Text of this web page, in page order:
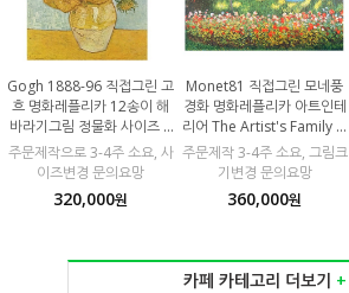
Gogh 1888-96 직접그린 고
흐 명화레플리카 12송이 해
바라기그림 정물화 사이즈 6
4x80cm 100% 수작업 캔버
스유화 모사화
주문제작으로 3-4주 소요, 사
이즈변경 문의요망
320,000원
Monet81 직접그린 모네풍
경화 명화레플리카 아트인테
리어 The Artist's Family in
the Garden 사이즈 80x65
cm 100% 수작업 캔버스유
주문제작 3-4주 소요, 그림크
기변경 문의요망
360,000원
카페 카테고리 더보기 +